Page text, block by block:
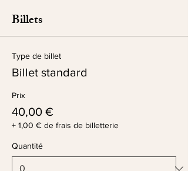
Billets
Type de billet
Billet standard
Prix
40,00 €
+ 1,00 € de frais de billetterie
Quantité